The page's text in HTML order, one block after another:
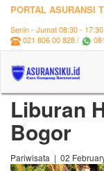
PORTAL ASURANSI
Senin - Jumat 08:30 -
021 806 00 828 /
Liburan
Bogor
Pariwisata | 02